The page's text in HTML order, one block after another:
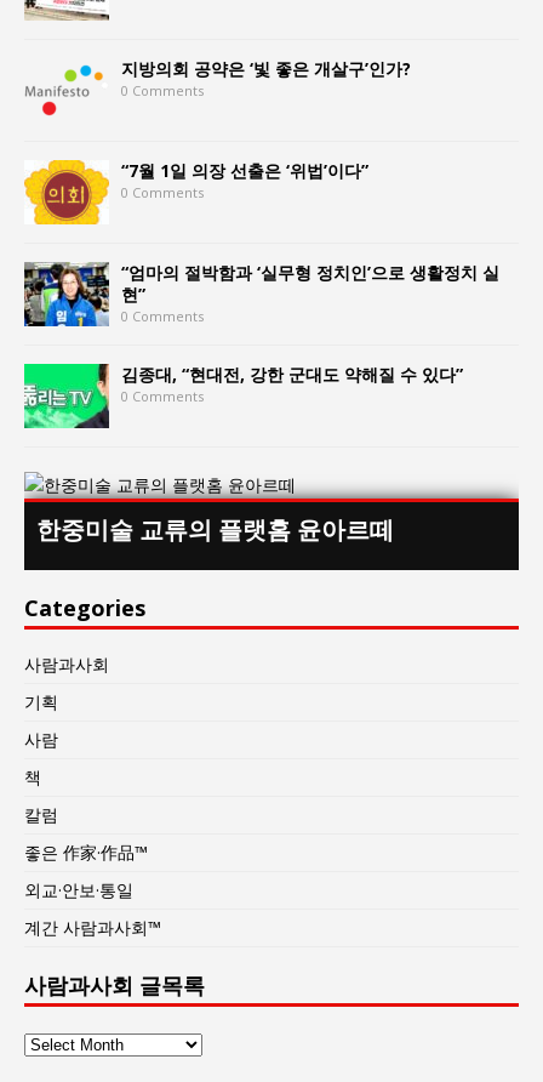
지방의회 공약은 ‘빛 좋은 개살구’인가?
0 Comments
“7월 1일 의장 선출은 ‘위법’이다”
0 Comments
“엄마의 절박함과 ‘실무형 정치인’으로 생활정치 실
현”
0 Comments
김종대, “현대전, 강한 군대도 약해질 수 있다”
0 Comments
한중미술 교류의 플랫홈 윤아르떼
Categories
사람과사회
기획
사람
책
칼럼
좋은 作家·作品™
외교·안보·통일
계간 사람과사회™
사람과사회 글목록
사